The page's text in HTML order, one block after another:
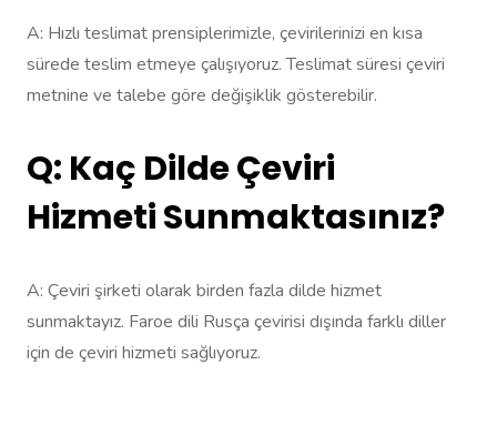
A: Hızlı teslimat prensiplerimizle, çevirilerinizi en kısa
sürede teslim etmeye çalışıyoruz. Teslimat süresi çeviri
metnine ve talebe göre değişiklik gösterebilir.
Q: Kaç Dilde Çeviri
Hizmeti Sunmaktasınız?
A: Çeviri şirketi olarak birden fazla dilde hizmet
sunmaktayız. Faroe dili Rusça çevirisi dışında farklı diller
için de çeviri hizmeti sağlıyoruz.